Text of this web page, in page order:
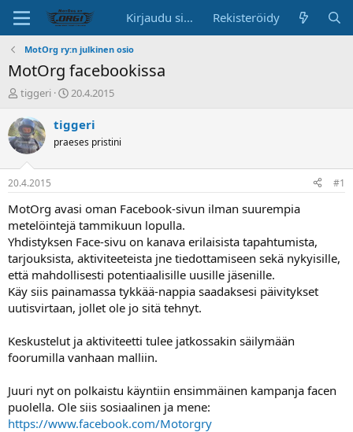
Kirjaudu sisään Rekisteröidy
MotOrg ry:n julkinen osio
MotOrg facebookissa
K
s
k
u
s
e
l
n
a
l
o
i
t
j
a
tiggeri
A
o
i
t
p
ä
i
v
ä
20.4.2015
tiggeri
praeses pristini
20.4.2015 #1
MotOrg avasi oman Facebook-sivun ilman suurempia
metelöintejä tammikuun lopulla.
Yhdistyksen Face-sivu on kanava erilaisista tapahtumista,
tarjouksista, aktiviteeteista jne tiedottamiseen sekä nykyisille,
että mahdollisesti potentiaalisille uusille jäsenille.
Käy siis painamassa tykkää-nappia saadaksesi päivitykset
uutisvirtaan, jollet ole jo sitä tehnyt.
Keskustelut ja aktiviteetti tulee jatkossakin säilymään
foorumilla vanhaan malliin.
Juuri nyt on polkaistu käyntiin ensimmäinen kampanja facen
puolella. Ole siis sosiaalinen ja mene:
https://www.facebook.com/Motorgry